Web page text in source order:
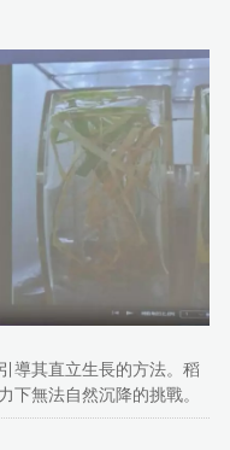
導其直立生長的方法。稻
下無法自然沉降的挑戰。